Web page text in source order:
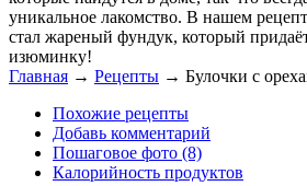
уникальное лакомство. В нашем
стал жареный фундук, который
изюминку!
Главная → Рецепты → Булочки с
Похожие рецепты
Добавь комментарий
Пошаговое фото (8)
Калорийность продуктов